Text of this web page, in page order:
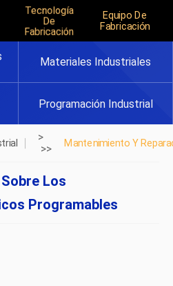
Tecnología
De
Fabricación
Equipo De
Fabricación
Materiales Industriales
Programación Industrial
>
>>
Mantenimiento Y
Los
Programables